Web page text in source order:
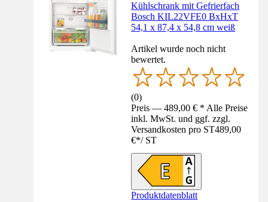
Kühlschrank mit Gefrierfach
Bosch KIL22VFE0 BxHxT
54,1 x 87,4 x 54,8 cm weiß
Artikel wurde noch nicht
bewertet.
(0)
Preis — 489,00 € * Alle Preise
inkl. MwSt. und ggf. zzgl.
Versandkosten pro ST489,00
€*/ ST
Produktdatenblatt